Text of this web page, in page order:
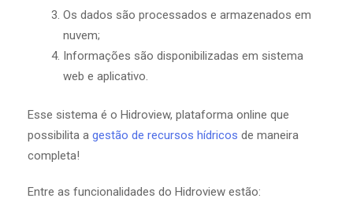
Os dados são processados e armazenados em
nuvem;
Informações são disponibilizadas em sistema
web e aplicativo.
Esse sistema é o Hidroview, plataforma online que
possibilita a gestão de recursos hídricos de maneira
completa!
Entre as funcionalidades do Hidroview estão: